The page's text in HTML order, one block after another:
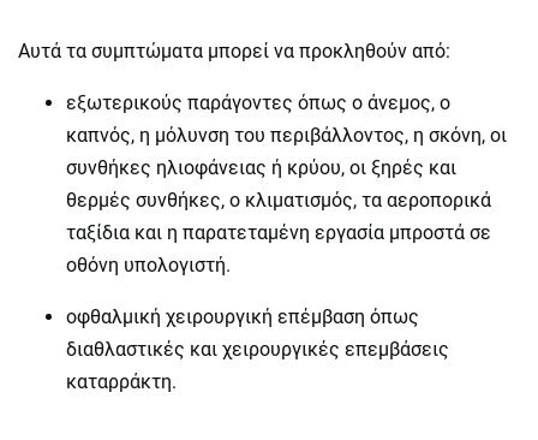
Αυτά τα συμπτώματα μπορεί να προκληθούν από:
εξωτερικούς παράγοντες όπως ο άνεμος, ο
καπνός, η μόλυνση του περιβάλλοντος, η σκόνη, οι
συνθήκες ηλιοφάνειας ή κρύου, οι ξηρές και
θερμές συνθήκες, ο κλιματισμός, τα αεροπορικά
ταξίδια και η παρατεταμένη εργασία μπροστά σε
οθόνη υπολογιστή.
οφθαλμική χειρουργική επέμβαση όπως
διαθλαστικές και χειρουργικές επεμβάσεις
καταρράκτη.